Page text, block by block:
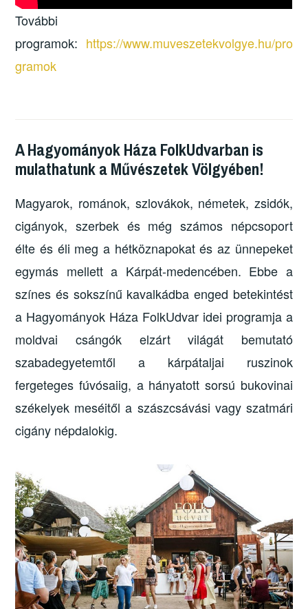
További
programok: https://www.muveszetekvolgye.hu/pro
gramok
A Hagyományok Háza FolkUdvarban is
mulathatunk a Művészetek Völgyében!
Magyarok, románok, szlovákok, németek, zsidók,
cigányok, szerbek és még számos népcsoport
élte és éli meg a hétköznapokat és az ünnepeket
egymás mellett a Kárpát-medencében. Ebbe a
színes és sokszínű kavalkádba enged betekintést
a Hagyományok Háza FolkUdvar idei programja a
moldvai csángók elzárt világát bemutató
szabadegyetemtől a kárpátaljai ruszinok
fergeteges fúvósaiig, a hányatott sorsú bukovinai
székelyek meséitől a szászcsávási vagy szatmári
cigány népdalokig.